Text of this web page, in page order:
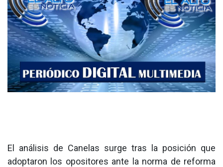
El análisis de Canelas surge tras la posición que
adoptaron los opositores ante la norma de reforma